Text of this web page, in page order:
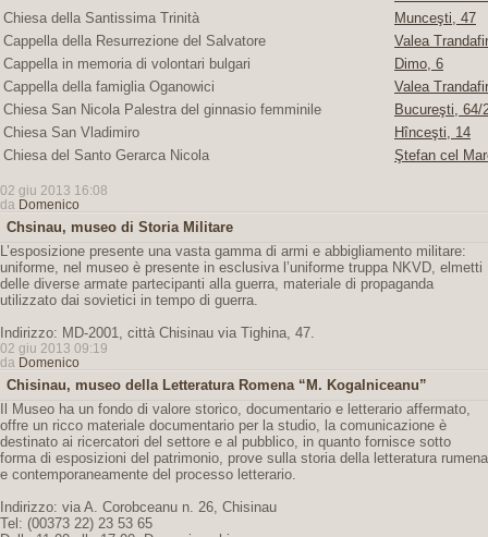
Chiesa della Santissima Trinità
Munceşti, 47
Cappella della Resurrezione del Salvatore
Valea
Cappella in memoria di volontari bulgari
Dimo, 6
Cappella della famiglia Oganowici
Valea
Chiesa San Nicola Palestra del ginnasio femminile
Bucureşti, 64/
Chiesa San Vladimiro
Hînceşti, 14
Chiesa del Santo Gerarca Nicola
Ştefan cel
02 giu 2013 16:08
da Domenico
Chsinau, museo di Storia Militare
L’esposizione presente una vasta gamma di armi e abbigliamento militare:
uniforme, nel museo è presente in esclusiva l’uniforme truppa NKVD, elmetti
delle diverse armate partecipanti alla guerra, materiale di propaganda
utilizzato dai sovietici in tempo di guerra.
Indirizzo: MD-2001, città Chisinau via Tighina, 47.
02 giu 2013 09:19
da Domenico
Chisinau, museo della Letteratura Romena “M. Kogalniceanu”
Il Museo ha un fondo di valore storico, documentario e letterario affermato,
offre un ricco materiale documentario per la studio, la comunicazione è
destinato ai ricercatori del settore e al pubblico, in quanto fornisce sotto
forma di esposizioni del patrimonio, prove sulla storia della letteratura rumena
e contemporaneamente del processo letterario.
Indirizzo: via A. Corobceanu n. 26, Chisinau
Tel: (00373 22) 23 53 65